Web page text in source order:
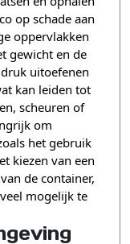
op schade aan
oppervlakken
gewicht en de
uitoefenen
kan leiden tot
scheuren of
om
het gebruik
kiezen van een
de container,
mogelijk te